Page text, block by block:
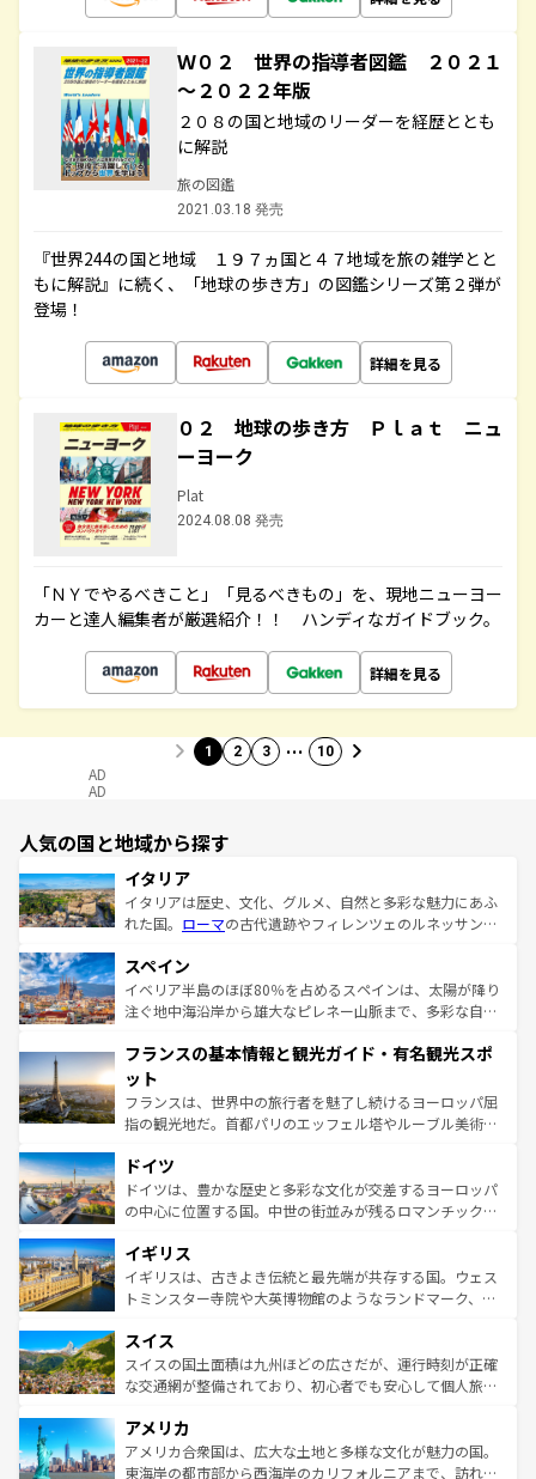
Ｗ０２ 世界の指導者図鑑 ２０２１
～２０２２年版
２０８の国と地域のリーダーを経歴ととも
に解説
旅の図鑑
2021.03.18 発売
『世界244の国と地域 １９７ヵ国と４７地域を旅の雑学とと
もに解説』に続く、「地球の歩き方」の図鑑シリーズ第２弾が
登場！
詳細を見る
０２ 地球の歩き方 Ｐｌａｔ ニュ
ーヨーク
Plat
2024.08.08 発売
「ＮＹでやるべきこと」「見るべきもの」を、現地ニューヨー
カーと達人編集者が厳選紹介！！ ハンディなガイドブック。
詳細を見る
1 2 3 … 10
AD
AD
人気の国と地域から探す
イタリア
イタリアは歴史、文化、グルメ、自然と多彩な魅力にあふ
れた国。 ローマの古代遺跡やフィレンツェのルネッサンス
ろん、トスカーナの美しい田園風景やアマルフィ海岸の絶
景など、自然景観も見逃せない。観光の合間には、本場の
ピザやパスタなど、絶品のイタリア料理を堪能することも
ませてくれるイタリアで、忘れられない旅をしてみよう！
なお、新着のイタリア情報は
しい。
スペイン
イベリア半島のほぼ80％を占めるスペインは、太陽が降り
注ぐ地中海沿岸から雄大なピレネー山脈まで、多彩な自然
文化が根付くこの国では、情熱的なフラメンコ、熱気あふ
れる闘牛、そして美味しいタパスが生活の一部となってい
る。首都マドリードの洗練された雰囲気や、バルセロナの
アートに溢れた街角から、地方では古代ローマ遺跡や中世
せる。地方によって風土や気候が異なるスペインはその個
性で訪れる人を魅了する。 なお、新着のスペイン情報は コ
ンテンツ一覧を参照してほしい。
フランスの基本情報と観光ガイド・有名観光スポ
ット
フランスは、世界中の旅行者を魅了し続けるヨーロッパ屈
指の観光地だ。首都パリのエッフェル塔やルーブル美術館
で、幅広い魅力が詰まっている。華麗な宮殿、歴史的な大
聖堂、美しいビーチ、そして豊かな自然が、訪れる者を心
から魅了する。また、フランスは美食の国としても知ら
いる。シャンパンの発祥地であるランス、プロヴァンスの
香り高いラベンダー畑など、多彩な楽しみ方が可能だ。さ
らに、パリ以外の地域にも魅力が溢れており、どの街角に
れる地方に足を運ぶとそれぞれで全く異なる文化を体験で
きるだろう。 なお、新着のフランス情報はコンテンツ一覧
を参照してほしい。
ドイツ
ドイツは、豊かな歴史と多彩な文化が交差するヨーロッパ
の中心に位置する国。中世の街並みが残るロマンチック街
顔を持つこの国は、どこを歩いても飽きることがない。ベ
ルリンの文化的活気、バイエルン州のアルプスの絶景、そ
してライン川沿いのワイン畑といった風景は必見。ビール
は、お酒好きな人にはぜひ体験してほしい。 なお、新着の
ドイツ情報はコンテンツ一覧を参照してほしい。
イギリス
イギリスは、古きよき伝統と最先端が共存する国。ウェス
トミンスター寺院や大英博物館のようなランドマーク、歴
リアごとに異なる魅力がある。また、優雅なアフタヌーン
ティー、ビール好きにはたまらない英国パブ、サッカー観
戦など、本場だからこそできる体験も豊富。イギリスを旅
ンツ一覧を参照してほしい。
スイス
スイスの国土面積は九州ほどの広さだが、運行時刻が正確
な交通網が整備されており、初心者でも安心して個人旅行
の建物がそのまま残る町や、スイスならではのユニークな
博物館もあり、アルプス観光だけでなく町歩きも満喫する
ことができる。国民の所得が高いため物価も高いが、旅行
アメリカ
アメリカ合衆国は、広大な土地と多様な文化が魅力の国。
東海岸の都市部から西海岸のカリフォルニアまで、訪れる